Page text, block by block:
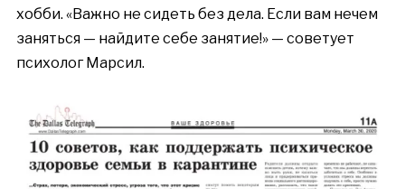
хобби. «Важно не сидеть без дела. Если вам нечем
заняться — найдите себе занятие!» — советует
психолог Марсил.